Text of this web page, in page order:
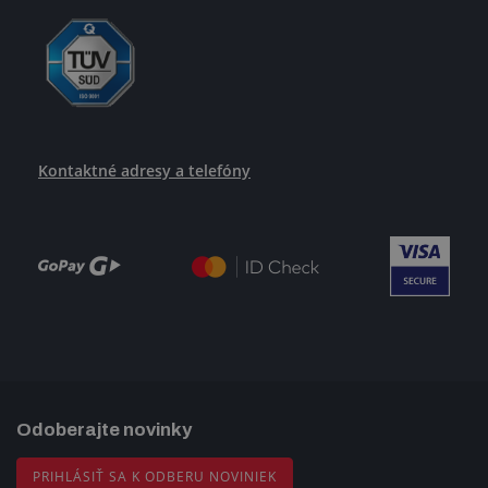
Kontaktné adresy a telefóny
Odoberajte novinky
PRIHLÁSIŤ SA K ODBERU NOVINIEK